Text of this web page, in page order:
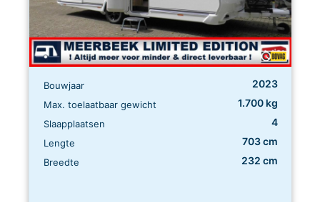
Bouwjaar 2023
Max. toelaatbaar gewicht 1.700 kg
Slaapplaatsen 4
Lengte 703 cm
Breedte 232 cm